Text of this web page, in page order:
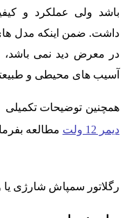
باشد ولی عملکرد و
داشت. ضمن اینکه مدل
در معرض دید نمی باشد،
آسیب های محیطی و
همچنین توضیحات تکمیلی
دیمر 12 ولت
مطالعه
رگلاتور سمپاش شارژی